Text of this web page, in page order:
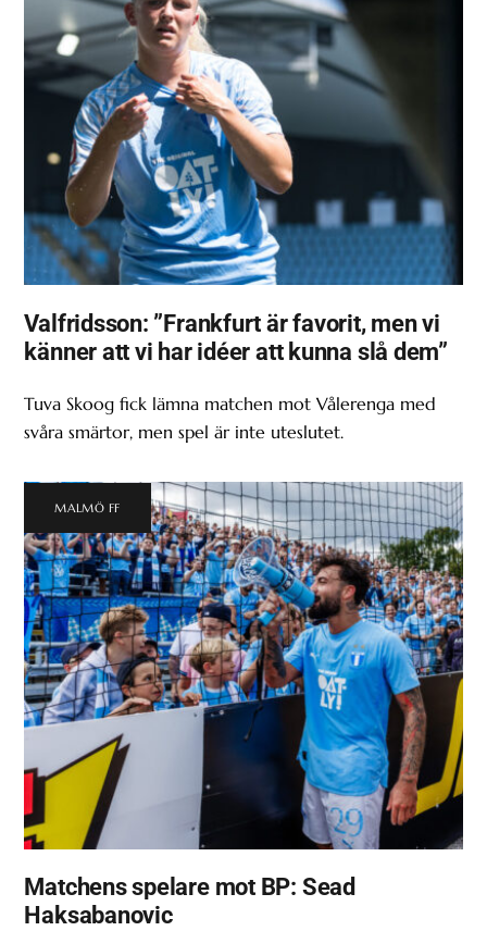
Valfridsson: ”Frankfurt är favorit, men vi
känner att vi har idéer att kunna slå dem”
Tuva Skoog fick lämna matchen mot Vålerenga med
svåra smärtor, men spel är inte uteslutet.
MALMÖ FF
Matchens spelare mot BP: Sead
Haksabanovic